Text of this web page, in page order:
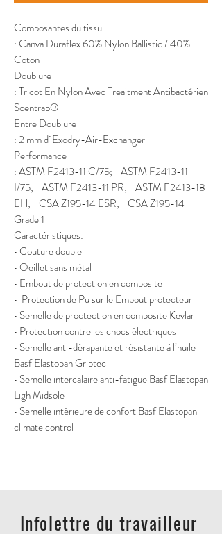
Composantes du tissu
: Canva Duraflex 60% Nylon Ballistic / 40%
Coton
Doublure
: Tricot En Nylon Avec Treaitment Antibactérien
Scentrap®
Entre Doublure
: 2 mm d`Exodry-Air-Exchanger
Performance
: ASTM F2413-11 C/75; ASTM F2413-11
I/75; ASTM F2413-11 PR; ASTM F2413-18
EH; CSA Z195-14 ESR; CSA Z195-14
Grade 1
Caractéristiques:
• Couture double
• Oeillet sans métal
• Embout de protection en composite
• Protection de Pu sur le Embout protecteur
• Semelle de proctection en composite Kevlar
• Protection contre les chocs électriques
• Semelle anti-dérapante et résistante à l’huile
Basf Elastopan Griptec
• Semelle intercalaire anti-fatigue Basf Elastopan
Ligh Midsole
• Semelle intérieure de confort Basf Elastopan
climate control
Infolettre du travailleur